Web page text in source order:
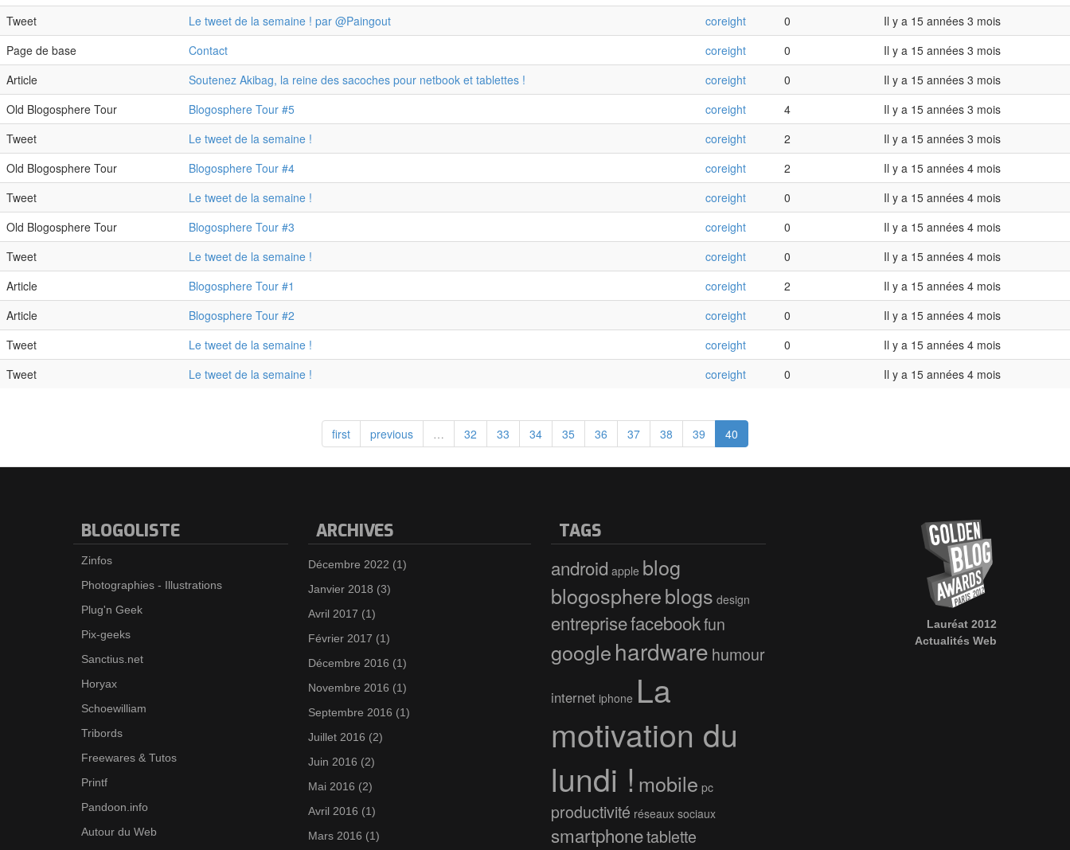
Tweet
Le tweet de la semaine ! par @Paingout coreight 0
Il y a 15 années 3 mois
Page de base
Contact coreight 0
Il y a 15 années 3 mois
Article
Soutenez Akibag, la reine des sacoches pour netbook et tablettes ! coreight 0
Il y a 15 années 3 mois
Old Blogosphere Tour
Blogosphere Tour #5 coreight 4
Il y a 15 années 3 mois
Tweet
Le tweet de la semaine ! coreight 2
Il y a 15 années 3 mois
Old Blogosphere Tour
Blogosphere Tour #4 coreight 2
Il y a 15 années 4 mois
Tweet
Le tweet de la semaine ! coreight 0
Il y a 15 années 4 mois
Old Blogosphere Tour
Blogosphere Tour #3 coreight 0
Il y a 15 années 4 mois
Tweet
Le tweet de la semaine ! coreight 0
Il y a 15 années 4 mois
Article
Blogosphere Tour #1 coreight 2
Il y a 15 années 4 mois
Article
Blogosphere Tour #2 coreight 0
Il y a 15 années 4 mois
Tweet
Le tweet de la semaine ! coreight 0
Il y a 15 années 4 mois
Tweet
Le tweet de la semaine ! coreight 0 Il y a 15 années 4 mois
first previous … 32 33 34 35 36 37 38 39 40
BLOGOLISTE
Zinfos
Photographies - Illustrations
Plug'n Geek
Pix-geeks
Sanctius.net
Horyax
Schoewilliam
Tribords
Freewares & Tutos
Printf
Pandoon.info
Autour du Web
ARCHIVES
Décembre 2022 (1)
Janvier 2018 (3)
Avril 2017 (1)
Février 2017 (1)
Décembre 2016 (1)
Novembre 2016 (1)
Septembre 2016 (1)
Juillet 2016 (2)
Juin 2016 (2)
Mai 2016 (2)
Avril 2016 (1)
Mars 2016 (1)
TAGS
android apple blog
blogosphereblogs design
entreprisefacebookfun
googlehardware humour
internet iphone La
motivation du
lundi ! mobile pc
productivité réseaux sociaux
smartphonetablette
Lauréat 2012
Actualités Web